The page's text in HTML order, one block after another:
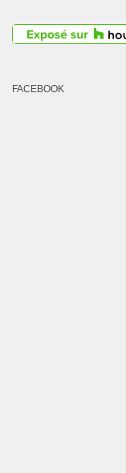
FACEBOOK